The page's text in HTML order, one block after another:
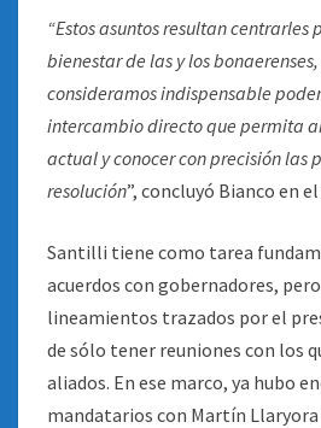
“Estos asuntos resultan
bienestar de las y los
consideramos indispensable
intercambio directo que permita
actual y conocer con precisión las
resolución”, concluyó Bianco en
Santilli tiene como tarea
acuerdos con gobernadores,
lineamientos trazados por el
de sólo tener reuniones con los
aliados. En ese marco, ya hubo
mandatarios con Martín